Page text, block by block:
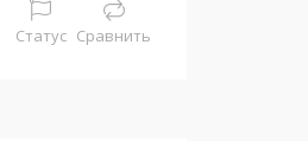
Статус Сравнить